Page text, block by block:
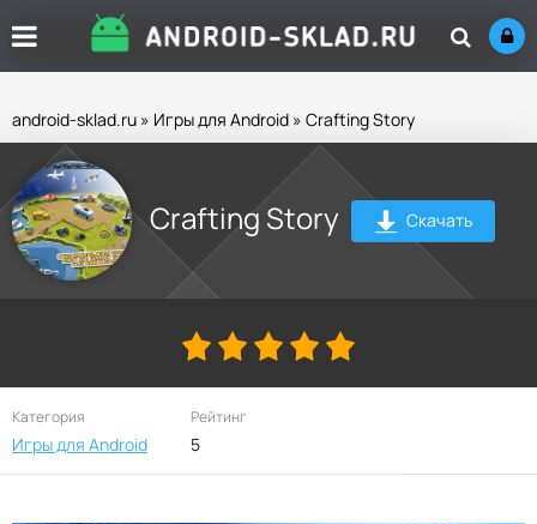
android-sklad.ru » Игры для Android » Crafting Story
Crafting Story Скачать
Категория
Игры для Android
Рейтинг
5